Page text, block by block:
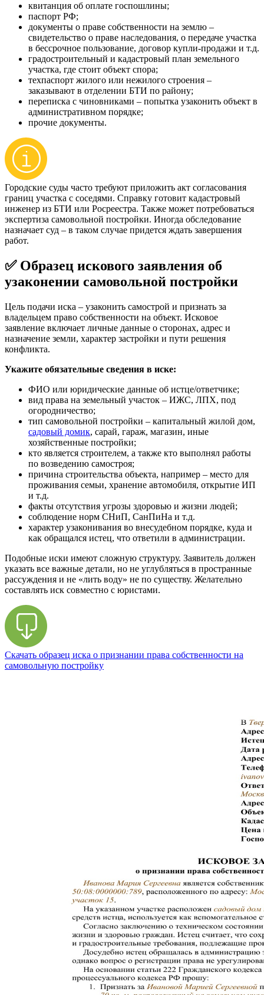
квитанция об оплате госпошлины;
паспорт РФ;
документы о праве собственности на землю –
свидетельство о праве наследования, о передаче участка
в бессрочное пользование, договор купли-продажи и т.д.
градостроительный и кадастровый план земельного
участка, где стоит объект спора;
техпаспорт жилого или нежилого строения –
заказывают в отделении БТИ по району;
переписка с чиновниками – попытка узаконить объект в
административном порядке;
прочие документы.
Городские суды часто требуют приложить акт согласования
границ участка с соседями. Справку готовит кадастровый
инженер из БТИ или Росреестра. Также может потребоваться
экспертиза самовольной постройки. Иногда обследование
назначает суд – в таком случае придется ждать завершения
работ.
✅ Образец искового заявления об
узаконении самовольной постройки
Цель подачи иска – узаконить самострой и признать за
владельцем право собственности на объект. Исковое
заявление включает личные данные о сторонах, адрес и
назначение земли, характер застройки и пути решения
конфликта.
Укажите обязательные сведения в иске:
ФИО или юридические данные об истце/ответчике;
вид права на земельный участок – ИЖС, ЛПХ, под
огородничество;
тип самовольной постройки – капитальный жилой дом,
садовый домик, сарай, гараж, магазин, иные
хозяйственные постройки;
кто является строителем, а также кто выполнял работы
по возведению самостроя;
причина строительства объекта, например – место для
проживания семьи, хранение автомобиля, открытие ИП
и т.д.
факты отсутствия угрозы здоровью и жизни людей;
соблюдение норм СНиП, СанПиНа и т.д.
характер узаконивания во внесудебном порядке, куда и
как обращался истец, что ответили в администрации.
Подобные иски имеют сложную структуру. Заявитель должен
указать все важные детали, но не углубляться в пространные
рассуждения и не «лить воду» не по существу. Желательно
составлять иск совместно с юристами.
Скачать образец иска о признании права собственности на
самовольную постройку